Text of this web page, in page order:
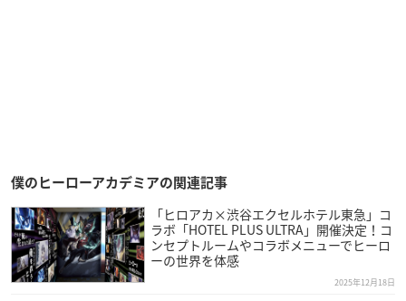
僕のヒーローアカデミアの関連記事
「ヒロアカ×渋谷エクセルホテル東急」コ
ラボ「HOTEL PLUS ULTRA」開催決定！コ
ンセプトルームやコラボメニューでヒーロ
ーの世界を体感
2025年12月18日